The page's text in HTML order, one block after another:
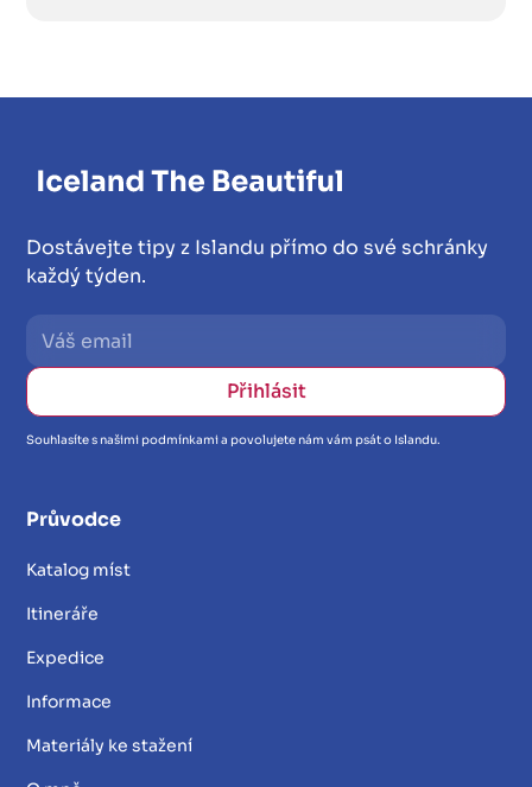
Dostávejte tipy z Islandu přímo do své schránky
každý týden.
Souhlasíte s našimi podmínkami a povolujete nám vám psát o Islandu.
Průvodce
Katalog míst
Itineráře
Expedice
Informace
Materiály ke stažení